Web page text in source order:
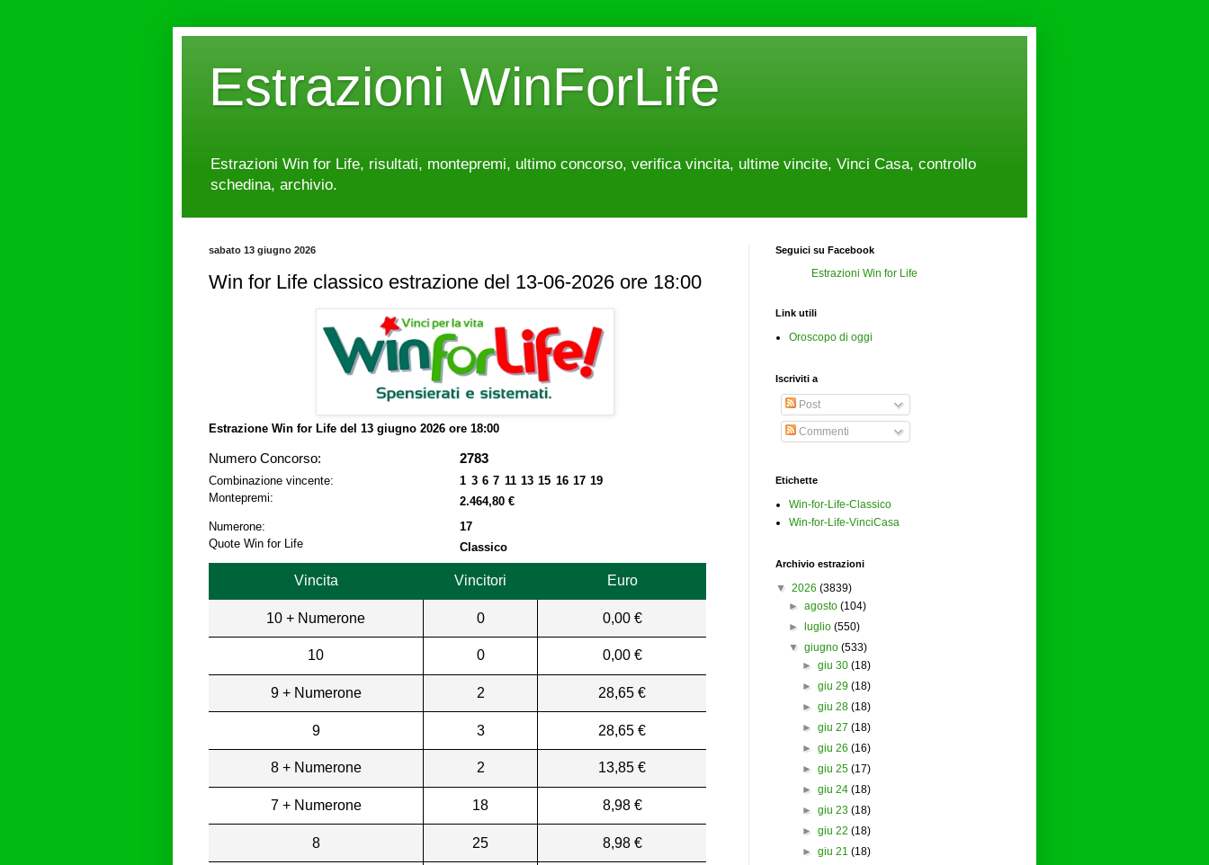
Estrazioni WinForLife
Estrazioni Win for Life, risultati, montepremi, ultimo concorso, verifica vincita, ultime vincite, Vinci Casa, controllo
schedina, archivio.
sabato 13 giugno 2026
Win for Life classico estrazione del 13-06-2026 ore 18:00
Estrazione Win for Life del 13 giugno 2026 ore 18:00
Numero Concorso: 2783
Combinazione vincente:
1 3 6 7 11 13 15 16 17 19
Montepremi:
2.464,80 €
Numerone:
17
Quote Win for Life
Classico
Vincita Vincitori Euro
10 + Numerone 0 0,00 €
10 0 0,00 €
9 + Numerone 2 28,65 €
9 3 28,65 €
8 + Numerone 2 13,85 €
7 + Numerone 18 8,98 €
8 25 8,98 €
Seguici su Facebook
Estrazioni Win for Life
Link utili
Oroscopo di oggi
Iscriviti a
Post
Commenti
Etichette
Win-for-Life-Classico
Win-for-Life-VinciCasa
Archivio estrazioni
▼ 2026 (3839)
►agosto (104)
►
luglio (550)
▼ giugno (533)
► giu 30 (18)
► giu 29 (18)
► giu 28 (18)
► giu 27 (18)
► giu 26 (16)
► giu 25 (17)
► giu 24 (18)
► giu 23 (18)
► giu 22 (18)
► giu 21 (18)